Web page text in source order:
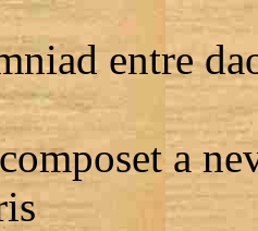
entre
a